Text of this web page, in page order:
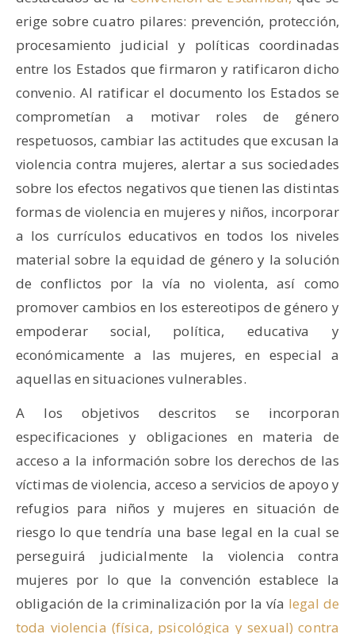
erige sobre cuatro pilares: prevención, protección,
procesamiento judicial y políticas coordinadas
entre los Estados que firmaron y ratificaron dicho
convenio. Al ratificar el documento los Estados se
comprometían a motivar roles de género
respetuosos, cambiar las actitudes que excusan la
violencia contra mujeres, alertar a sus sociedades
sobre los efectos negativos que tienen las distintas
formas de violencia en mujeres y niños, incorporar
a los currículos educativos en todos los niveles
material sobre la equidad de género y la solución
de conflictos por la vía no violenta, así como
promover cambios en los estereotipos de género y
empoderar social, política, educativa y
económicamente a las mujeres, en especial a
aquellas en situaciones vulnerables.
A los objetivos descritos se incorporan
especificaciones y obligaciones en materia de
acceso a la información sobre los derechos de las
víctimas de violencia, acceso a servicios de apoyo y
refugios para niños y mujeres en situación de
riesgo lo que tendría una base legal en la cual se
perseguirá judicialmente la violencia contra
mujeres por lo que la convención establece la
obligación de la criminalización por la vía legal de
toda violencia (física, psicológica y sexual) contra